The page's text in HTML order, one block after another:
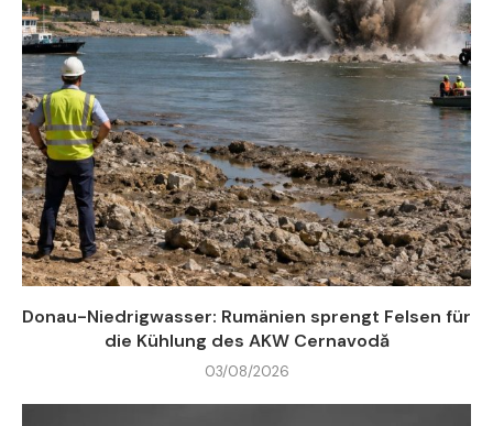
Donau-Niedrigwasser: Rumänien sprengt Felsen für
die Kühlung des AKW Cernavodă
03/08/2026